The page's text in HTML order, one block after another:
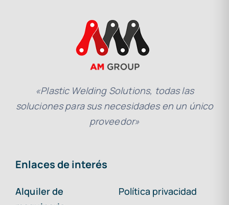
«Plastic Welding Solutions, todas las
soluciones para sus necesidades en un único
proveedor»
Enlaces de interés
Alquiler de
Política privacidad